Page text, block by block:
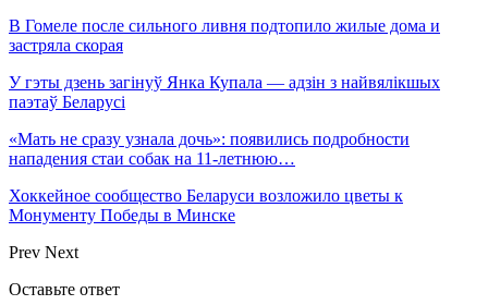
В Гомеле после сильного ливня подтопило жилые дома и
застряла скорая
У гэты дзень загінуў Янка Купала — адзін з найвялікшых
паэтаў Беларусі
«Мать не сразу узнала дочь»: появились подробности
нападения стаи собак на 11-летнюю…
Хоккейное сообщество Беларуси возложило цветы к
Монументу Победы в Минске
Prev Next
Оставьте ответ